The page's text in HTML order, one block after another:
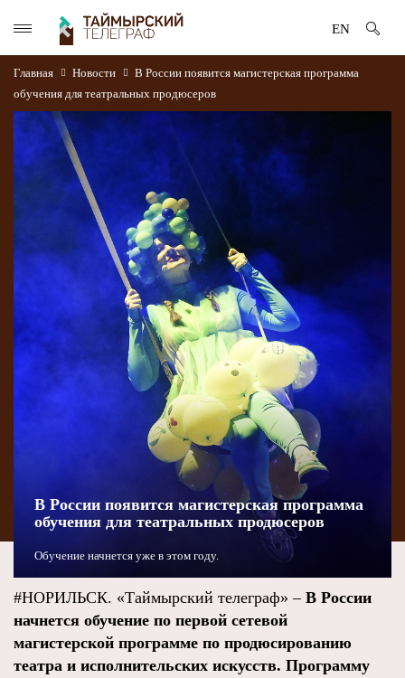
EN
Главная Новости
В России появится магистерская программа
обучения для театральных продюсеров
В России появится магистерская программа
обучения для театральных продюсеров
Обучение начнется уже в этом году.
#НОРИЛЬСК. «Таймырский телеграф» – В России
начнется обучение по первой сетевой
магистерской программе по продюсированию
театра и исполнительских искусств. Программу